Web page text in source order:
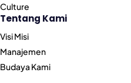
Culture
Tentang Kami
Visi Misi
Manajemen
Budaya Kami